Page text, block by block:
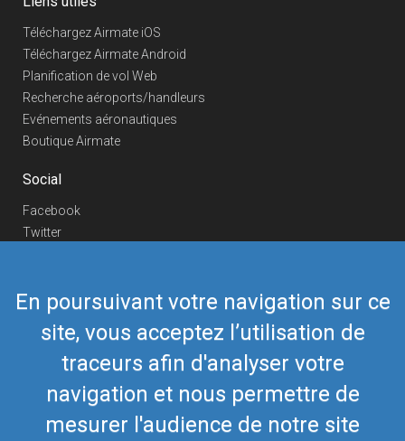
En poursuivant votre navigation sur ce
site, vous acceptez l’utilisation de
traceurs afin d'analyser votre
navigation et nous permettre de
mesurer l'audience de notre site
Téléchargez Airmate iOS
Téléchargez Airmate Android
Planification de vol Web
Recherche aéroports/handleurs
Evénements aéronautiques
Boutique Airmate
Social
Facebook
Twitter
Telegram
Nous contacter
Téléphone Europe +352 26441835
Téléphone US/Canada
418-592-8862
airmate@airmate.aero
(c) Myriel Aviation SA